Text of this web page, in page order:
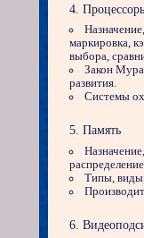
маркировка,
выбора,
Закон
развития.
Системы
Память
Типы,